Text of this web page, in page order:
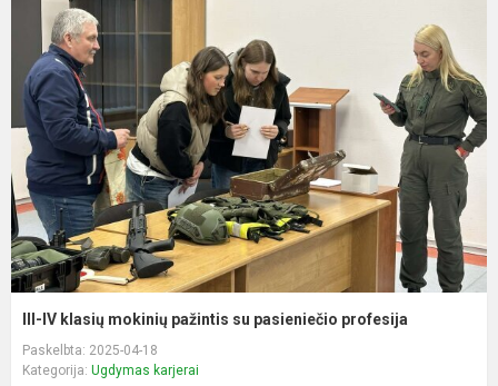
III-IV klasių mokinių pažintis su pasieniečio profesija
Paskelbta: 2025-04-18
Kategorija: Ugdymas karjerai